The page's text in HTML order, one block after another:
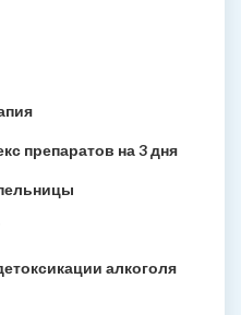
препаратов на 3 дня
алкоголя